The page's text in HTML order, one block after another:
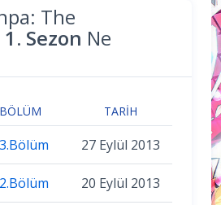
The
1. Sezon Ne
BÖLÜM TARIH
27 Eylül 2013
20 Eylül 2013